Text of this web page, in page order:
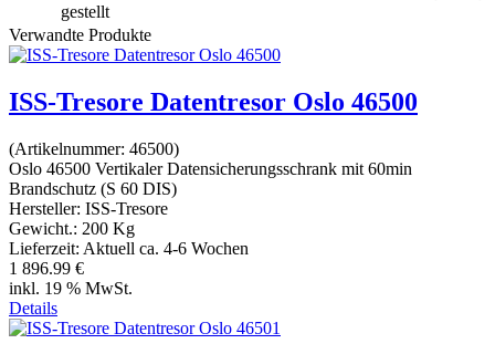
gestellt
Verwandte Produkte
ISS-Tresore Datentresor Oslo 46500
(Artikelnummer: 46500)
Oslo 46500 Vertikaler Datensicherungsschrank mit 60min
Brandschutz (S 60 DIS)
Hersteller: ISS-Tresore
Gewicht.: 200 Kg
Lieferzeit: Aktuell ca. 4-6 Wochen
1 896.99 €
inkl. 19 % MwSt.
Details